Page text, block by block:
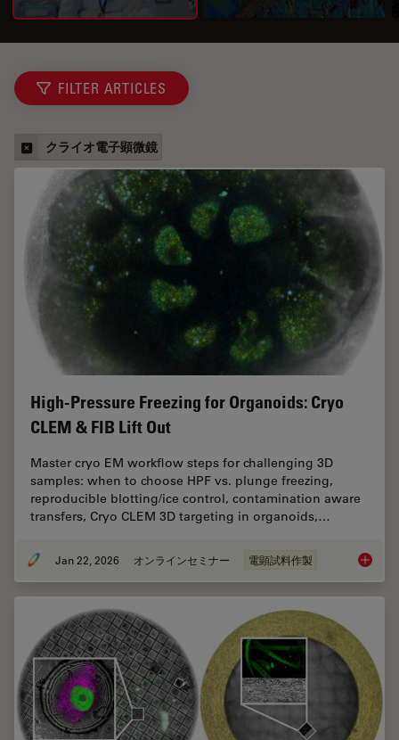
FILTER ARTICLES
クライオ電子顕微鏡
High-Pressure Freezing for Organoids: Cryo
CLEM & FIB Lift Out
Master cryo EM workflow steps for challenging 3D
samples: when to choose HPF vs. plunge freezing,
reproducible blotting/ice control, contamination aware
transfers, Cryo CLEM 3D targeting in organoids,…
Jan 22, 2026 オンラインセミナー 電顕試料作製 High-